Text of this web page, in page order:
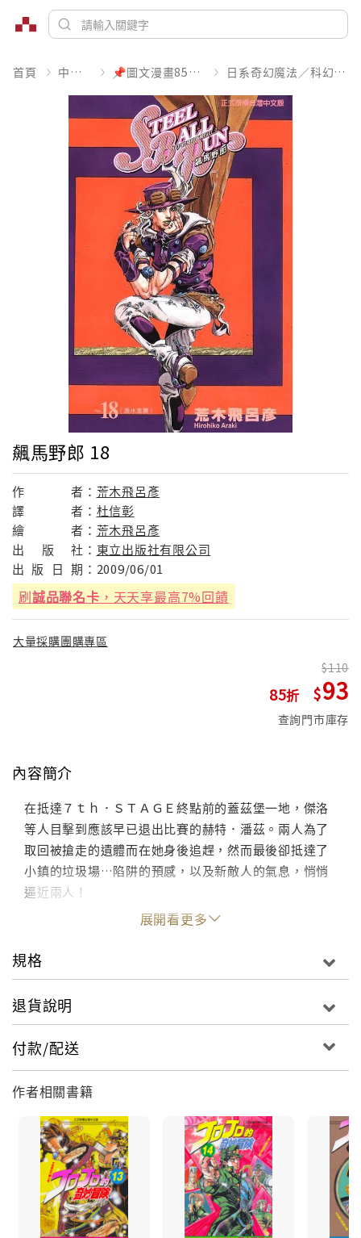
首頁 中文書 📌圖文漫畫85折起 日系奇幻魔法／科幻冒險
飆馬野郎 18
作 者： 荒木飛呂彥
譯
者： 杜信彰
繪
者： 荒木飛呂彥
出
版 社： 東立出版社有限公司
出 版 日 期： 2009/06/01
刷誠品聯名卡 ，天天享最高7%回饋
大量採購團購專區
85
110
93
查詢門市庫存
內容簡介
在抵達７ｔｈ．ＳＴＡＧＥ終點前的蓋茲堡一地，傑洛
等人目擊到應該早已退出比賽的赫特．潘茲。兩人為了
取回被搶走的遺體而在她身後追趕，然而最後卻抵達了
小鎮的垃圾場…陷阱的預感，以及新敵人的氣息，悄悄
逼近兩人！
展開看更多
規格
退貨說明
付款/配送
作者相關書籍